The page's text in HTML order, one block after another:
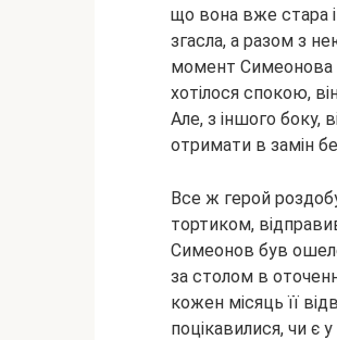
що вона вже стара і
згасла, а разом з
момент Симеонова
хотілося спокою,
Але, з іншого боку,
отримати в замін
Все ж герой
тортиком,
Симеонов був
за столом в
кожен місяць її
поцікавилися, чи є